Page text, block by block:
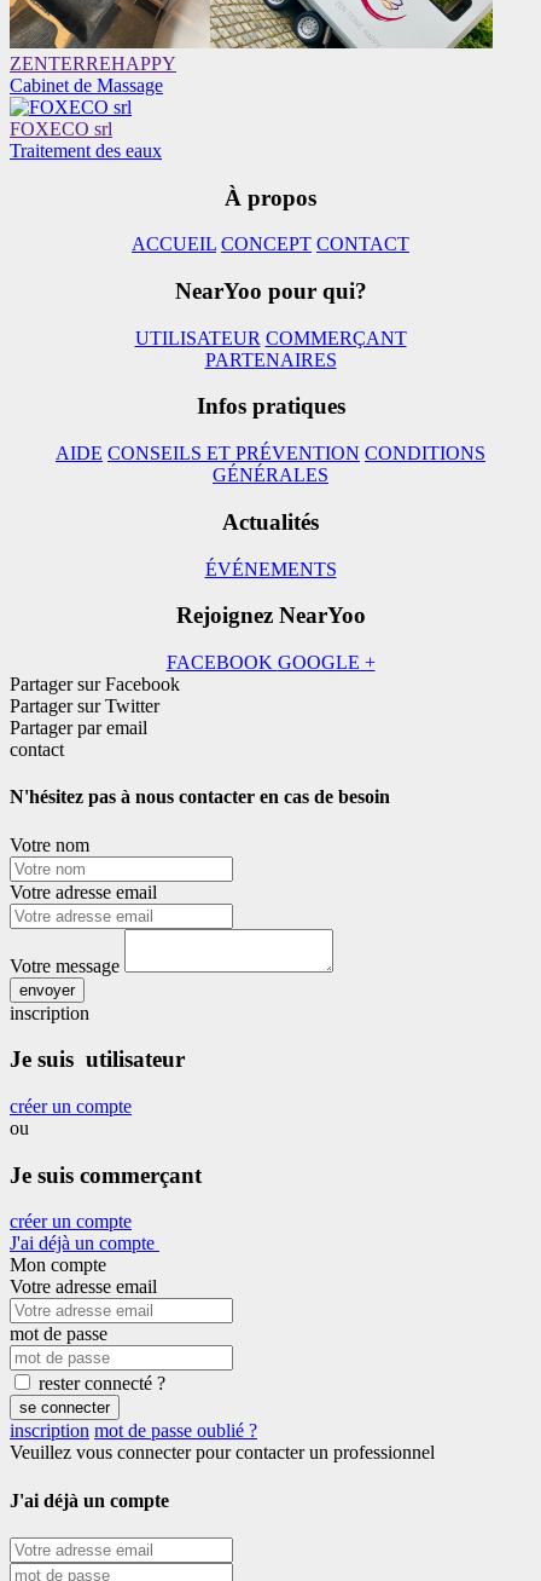
ZENTERREHAPPY
Cabinet de Massage
FOXECO srl
Traitement des eaux
À propos
ACCUEIL CONCEPT CONTACT
NearYoo pour qui?
UTILISATEUR COMMERÇANT
PARTENAIRES
Infos pratiques
AIDE CONSEILS ET PRÉVENTION CONDITIONS
GÉNÉRALES
Actualités
ÉVÉNEMENTS
Rejoignez NearYoo
FACEBOOK GOOGLE +
Partager sur Facebook
Partager sur Twitter
Partager par email
contact
N'hésitez pas à nous contacter en cas de besoin
Votre nom
Votre adresse email
Votre message
envoyer
inscription
Je suis utilisateur
créer un compte
ou
Je suis commerçant
créer un compte
J'ai déjà un compte
Mon compte
Votre adresse email
mot de passe
rester connecté ?
se connecter
inscription mot de passe oublié ?
Veuillez vous connecter pour contacter un professionnel
J'ai déjà un compte